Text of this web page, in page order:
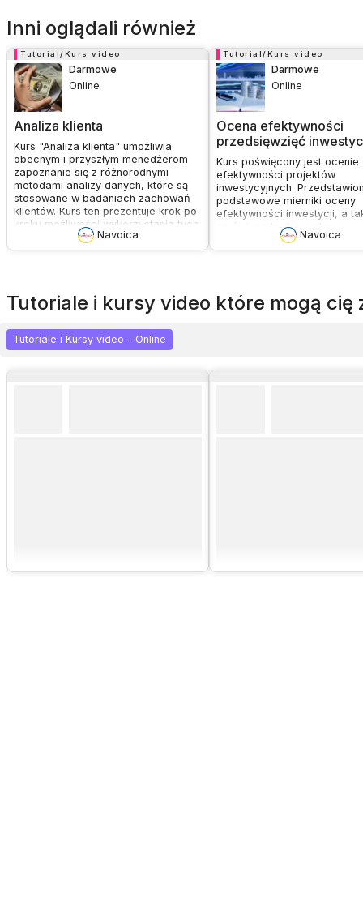
Inni oglądali również
Tutorial/Kurs video
Analiza klienta
Darmowe
Online
Kurs "Analiza klienta" umożliwia
obecnym i przyszłym menedżerom
zapoznanie się z różnorodnymi
metodami analizy danych, które są
stosowane w badaniach zachowań
klientów. Kurs ten prezentuje krok po
kroku możliwości wykorzystania tych
metod, co sprawia, że jest idealny
zarówno dla początkujących, jak i dla
wykorzystywać wyniki analiz w
zarządzaniu relacjami z klientami.
Navoica
Tutorial/Kurs video
Ocena efektywności
przedsięwzięć
Darmowe
Online
Kurs poświęcony jest ocenie
efektywności projektów
inwestycyjnych.
podstawowe mierniki oceny
efektywności inwestycji, a
omówiono budowę planu
finansowego, który jest
prawidłowego wyznaczenia
tempie własnym.
Navoica
tutoriale i kursy video które mogą
Tutoriale i Kursy video - Online